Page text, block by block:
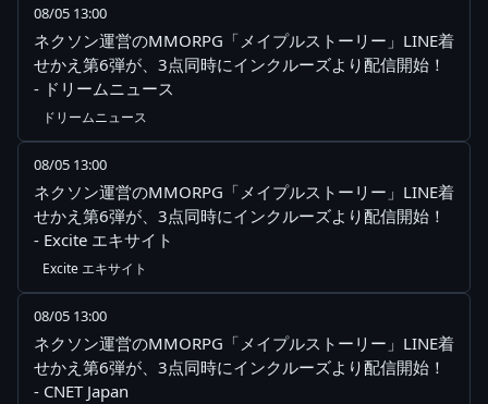
08/05 13:00
ネクソン運営のMMORPG「メイプルストーリー」LINE着
せかえ第6弾が、3点同時にインクルーズより配信開始！
- ドリームニュース
ドリームニュース
08/05 13:00
ネクソン運営のMMORPG「メイプルストーリー」LINE着
せかえ第6弾が、3点同時にインクルーズより配信開始！
- Excite エキサイト
Excite エキサイト
08/05 13:00
ネクソン運営のMMORPG「メイプルストーリー」LINE着
せかえ第6弾が、3点同時にインクルーズより配信開始！
- CNET Japan